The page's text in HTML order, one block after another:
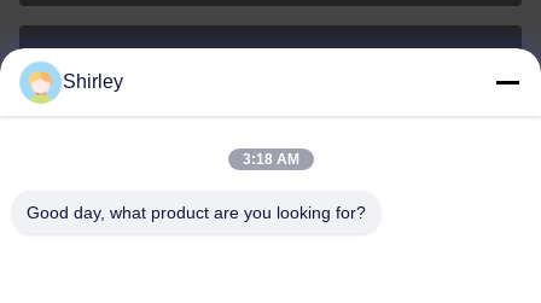
E-Mail-Adresse
0086-18148506772
Shirley
3:18 AM
Good day, what product are you looking for?